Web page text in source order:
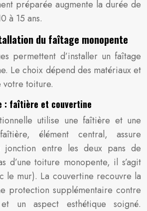
préparée augmente la durée de
à 15 ans.
du faîtage monopente
permettent d’installer un faîtage
Le choix dépend des matériaux et
votre toiture.
: faîtière et couvertine
utilise une faîtière et une
élément central, assure
jonction entre les deux pans de
d’une toiture monopente, il s’agit
le mur). La couvertine recouvre la
protection supplémentaire contre
un aspect esthétique soigné.